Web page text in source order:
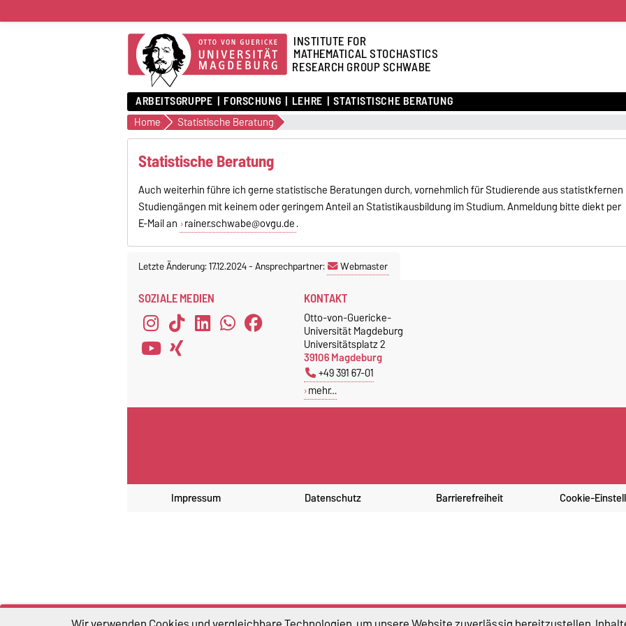
INSTITUTE FOR
MATHEMATICAL STOCHASTICS
RESEARCH GROUP SCHWABE
ARBEITSGRUPPE FORSCHUNG LEHRE STATISTISCHE BERATUNG
Home Statistische Beratung
Statistische Beratung
Auch weiterhin führe ich gerne statistische Beratungen durch, vornehmlich für Studierende aus statistkfernen
Studiengängen mit keinem oder geringem Anteil an Statistikausbildung im Studium. Anmeldung bitte diekt per
E-Mail an rainer.schwabe@ovgu.de.
Letzte Änderung: 17.12.2024-Ansprechpartner: Webmaster
SOZIALE MEDIEN KONTAKT
Otto-von-Guericke-
Universität Magdeburg
Universitätsplatz 2
39106 Magdeburg
+49 391 67-01
mehr…
Impressum Datenschutz Barrierefreiheit Cookie-